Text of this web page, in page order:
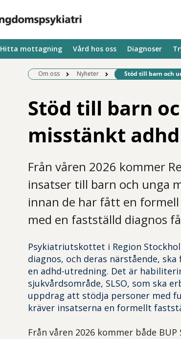
Hitta mottagning Vård hos oss Diagnoser
Om oss Nyheter Befintlig sida:
Stöd till barn och
Stöd till barn
misstänkt
Från våren 2026 kommer
insatser till barn och unga
innan de har fått en
med en fastställd diagnos
Psykiatriutskottet i Region
diagnos, och deras närstående,
en adhd-utredning. Det är
sjukvårdsområde, SLSO, som ska
uppdrag att stödja personer med
kräver insatserna en formellt
Från våren 2026 kommer både